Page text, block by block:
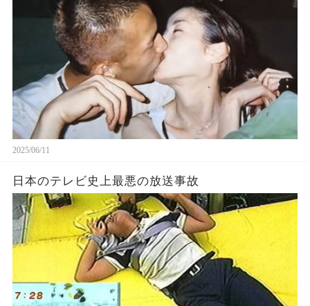
2025/06/11
日本のテレビ史上最悪の放送事故